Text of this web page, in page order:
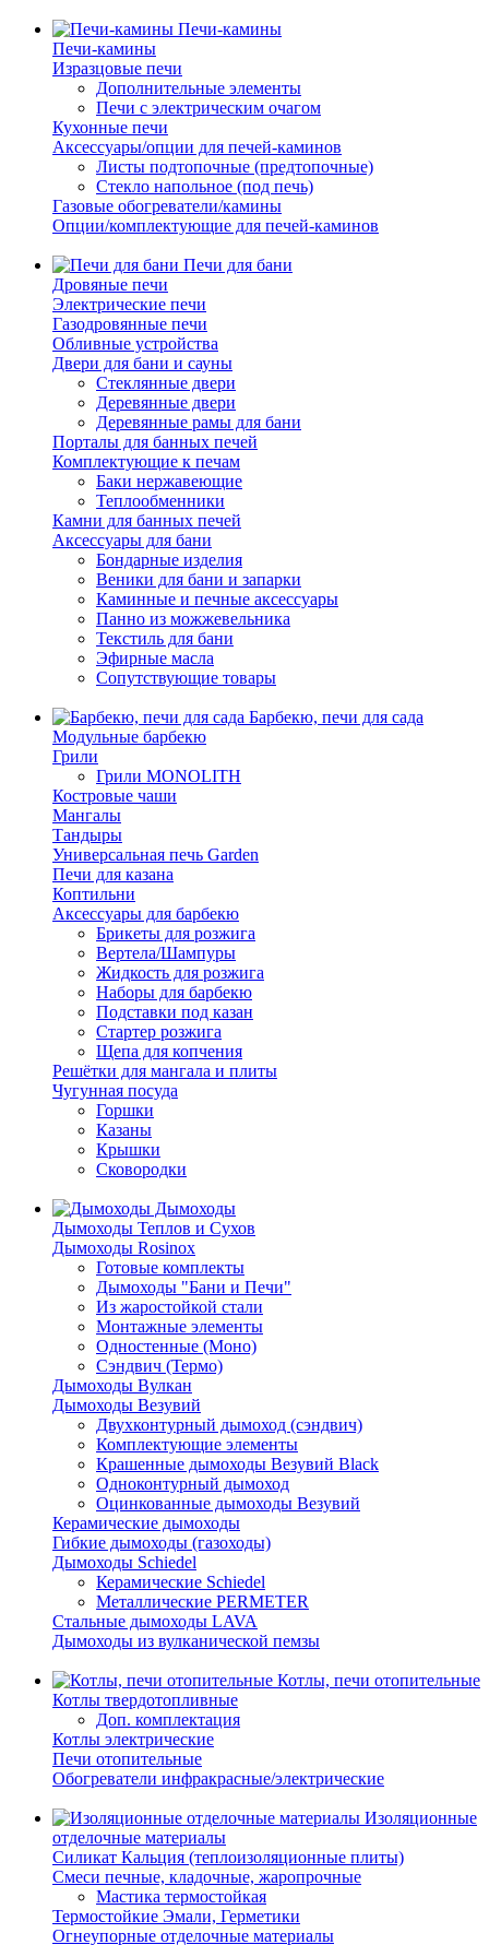
Печи-камины
Печи-камины
Изразцовые печи
Дополнительные элементы
Печи с электрическим очагом
Кухонные печи
Аксессуары/опции для печей-каминов
Листы подтопочные (предтопочные)
Стекло напольное (под печь)
Газовые обогреватели/камины
Опции/комплектующие для печей-каминов
Печи для бани
Дровяные печи
Электрические печи
Газодровянные печи
Обливные устройства
Двери для бани и сауны
Стеклянные двери
Деревянные двери
Деревянные рамы для бани
Порталы для банных печей
Комплектующие к печам
Баки нержавеющие
Теплообменники
Камни для банных печей
Аксессуары для бани
Бондарные изделия
Веники для бани и запарки
Каминные и печные аксессуары
Панно из можжевельника
Текстиль для бани
Эфирные масла
Сопутствующие товары
Барбекю, печи для сада
Модульные барбекю
Грили
Грили MONOLITH
Костровые чаши
Мангалы
Тандыры
Универсальная печь Garden
Печи для казана
Коптильни
Аксессуары для барбекю
Брикеты для розжига
Вертела/Шампуры
Жидкость для розжига
Наборы для барбекю
Подставки под казан
Стартер розжига
Щепа для копчения
Решётки для мангала и плиты
Чугунная посуда
Горшки
Казаны
Крышки
Сковородки
Дымоходы
Дымоходы Теплов и Сухов
Дымоходы Rosinox
Готовые комплекты
Дымоходы "Бани и Печи"
Из жаростойкой стали
Монтажные элементы
Одностенные (Моно)
Сэндвич (Термо)
Дымоходы Вулкан
Дымоходы Везувий
Двухконтурный дымоход (сэндвич)
Комплектующие элементы
Крашенные дымоходы Везувий Black
Одноконтурный дымоход
Оцинкованные дымоходы Везувий
Керамические дымоходы
Гибкие дымоходы (газоходы)
Дымоходы Schiedel
Керамические Schiedel
Металлические PERMETER
Стальные дымоходы LAVA
Дымоходы из вулканической пемзы
Котлы, печи отопительные
Котлы твердотопливные
Доп. комплектация
Котлы электрические
Печи отопительные
Обогреватели инфракрасные/электрические
Изоляционные
отделочные материалы
Силикат Кальция (теплоизоляционные плиты)
Смеси печные, кладочные, жаропрочные
Мастика термостойкая
Термостойкие Эмали, Герметики
Огнеупорные отделочные материалы